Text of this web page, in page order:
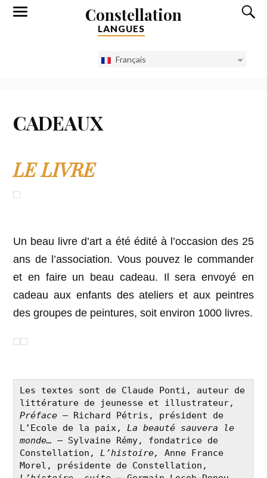
Constellation
LANGUES
Français
CADEAUX
LE LIVRE
Un beau livre d’art a été édité à l’occasion des 25
ans de l’association. Vous pouvez le commander
et en faire un beau cadeau. Il sera envoyé en
cadeau aux enfants des ateliers et aux peintres
des groupes de peintures, soit environ 1000 livres.
Les textes sont de Claude Ponti, auteur de
Préface – Richard Pétris, président de
L’Ecole de la paix, La beauté sauvera le
monde… – Sylvaine Rémy, fondatrice de
Constellation, L’histoire,
Anne France